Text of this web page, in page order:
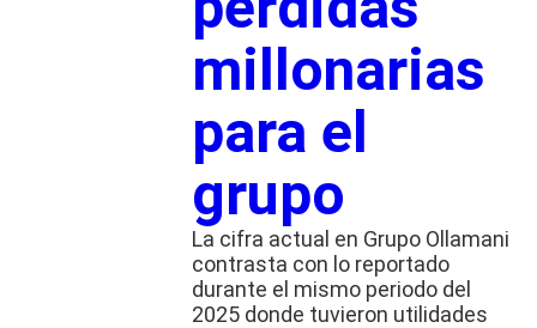
millonarias
para el
grupo
La cifra actual en Grupo Ollamani
contrasta con lo reportado
durante el mismo periodo del
2025 donde tuvieron utilidades